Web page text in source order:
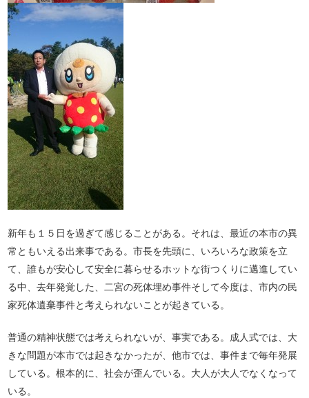
新年も１５日を過ぎて感じることがある。それは、最近の本市の異
常ともいえる出来事である。市長を先頭に、いろいろな政策を立
て、誰もが安心して安全に暮らせるホットな街つくりに邁進してい
る中、去年発覚した、二宮の死体埋め事件そして今度は、市内の民
家死体遺棄事件と考えられないことが起きている。
普通の精神状態では考えられないが、事実である。成人式では、大
きな問題が本市では起きなかったが、他市では、事件まで毎年発展
している。根本的に、社会が歪んでいる。大人が大人でなくなって
いる。